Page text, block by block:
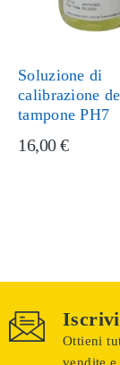
Soluzione di
calibrazione
tampone PH7
16,00 €
Ottieni